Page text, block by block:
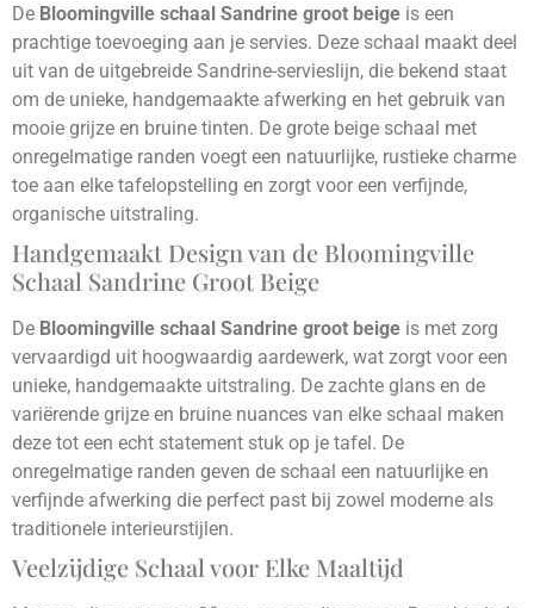
De Bloomingville schaal Sandrine groot beige is een
prachtige toevoeging aan je servies. Deze schaal maakt deel
uit van de uitgebreide Sandrine-servieslijn, die bekend staat
om de unieke, handgemaakte afwerking en het gebruik van
mooie grijze en bruine tinten. De grote beige schaal met
onregelmatige randen voegt een natuurlijke, rustieke charme
toe aan elke tafelopstelling en zorgt voor een verfijnde,
organische uitstraling.
Handgemaakt Design van de Bloomingville
Schaal Sandrine Groot Beige
De Bloomingville schaal Sandrine groot beige is met zorg
vervaardigd uit hoogwaardig aardewerk, wat zorgt voor een
unieke, handgemaakte uitstraling. De zachte glans en de
variërende grijze en bruine nuances van elke schaal maken
deze tot een echt statement stuk op je tafel. De
onregelmatige randen geven de schaal een natuurlijke en
verfijnde afwerking die perfect past bij zowel moderne als
traditionele interieurstijlen.
Veelzijdige Schaal voor Elke Maaltijd